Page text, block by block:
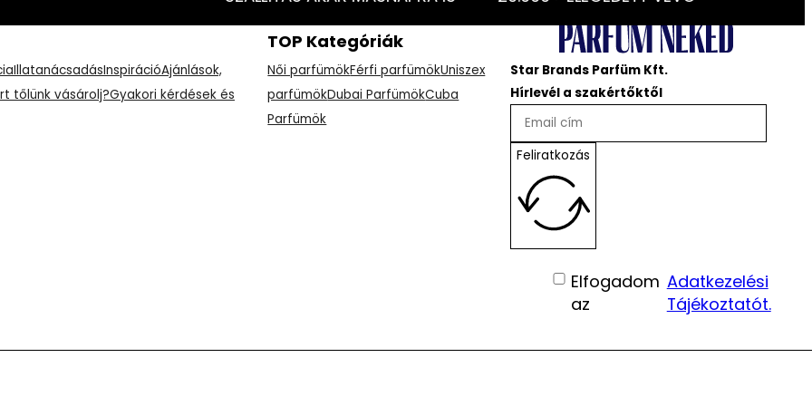
IllatanácsadásInspirációAjánlások,
tőlünk vásárolj?Gyakori kérdések és
TOP Kategóriák
Női parfümökFérfi parfümökUniszex
parfümökDubai ParfümökCuba
Parfümök
Star Brands Parfüm Kft.
Hírlevél a szakértőktől
Feliratkozás
Elfogadom
az
Adatkezelési
Tájékoztatót.